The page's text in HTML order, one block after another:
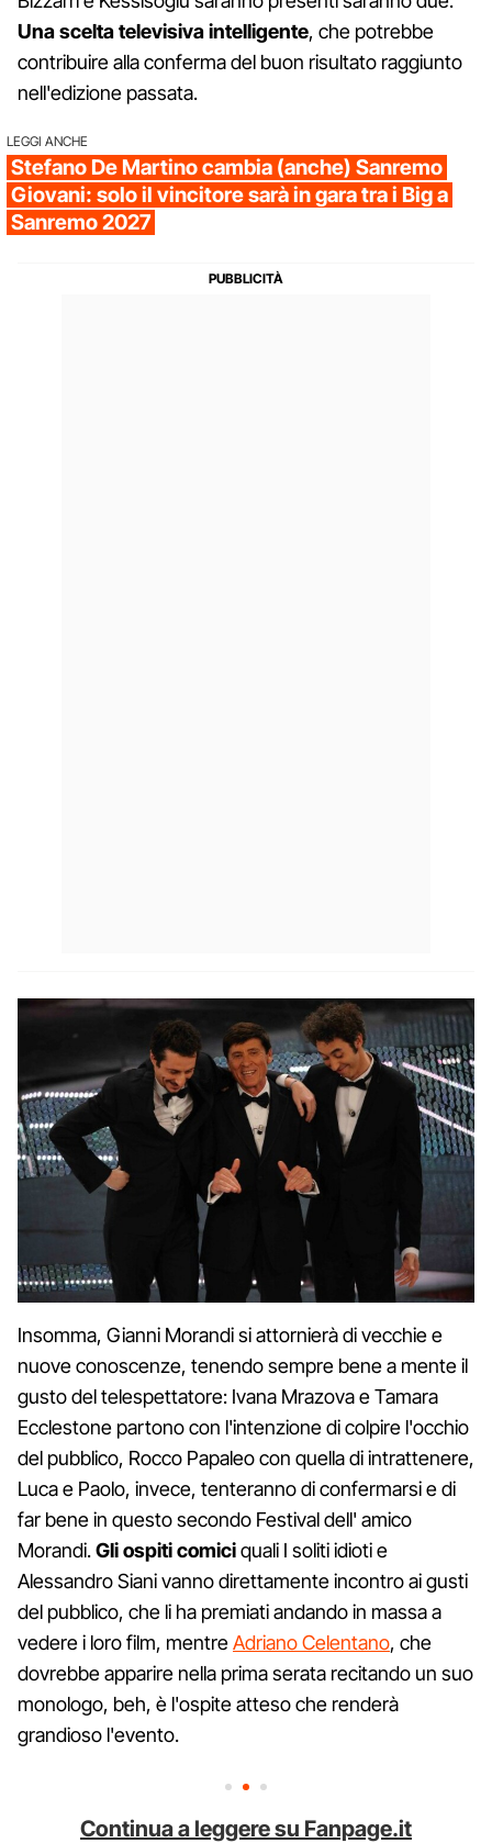
Una scelta televisiva intelligente, che potrebbe
contribuire alla conferma del buon risultato raggiunto
nell'edizione passata.
LEGGI ANCHE
Stefano De Martino cambia (anche) Sanremo
Giovani: solo il vincitore sarà in gara tra i Big a
Sanremo 2027
Insomma, Gianni Morandi si attornierà di vecchie e
nuove conoscenze, tenendo sempre bene a mente il
gusto del telespettatore: Ivana Mrazova e Tamara
Ecclestone partono con l'intenzione di colpire l'occhio
del pubblico, Rocco Papaleo con quella di intrattenere,
Luca e Paolo, invece, tenteranno di confermarsi e di
far bene in questo secondo Festival dell' amico
Morandi.Gli ospiti comiciquali I soliti idioti e
Alessandro Siani vanno direttamente incontro ai gusti
del pubblico, che li ha premiati andando in massa a
vedere i loro film, mentreAdriano Celentano, che
dovrebbe apparire nella prima serata recitando un suo
monologo, beh, è l'ospite atteso che renderà
grandioso l'evento.
Continua a leggere su Fanpage.it